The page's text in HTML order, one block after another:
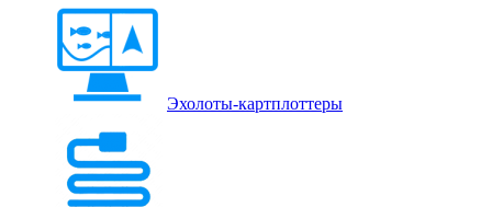
Эхолоты-картплоттеры